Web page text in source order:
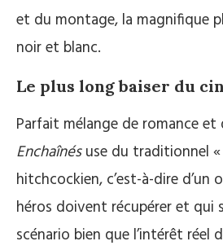
et du montage, la magnifique
noir et blanc.
Le plus long baiser du
Parfait mélange de romance et
Enchaînésuse du traditionnel
hitchcockien, c’est-à-dire d’un
héros doivent récupérer et qui
scénario bien que l’intérêt réel